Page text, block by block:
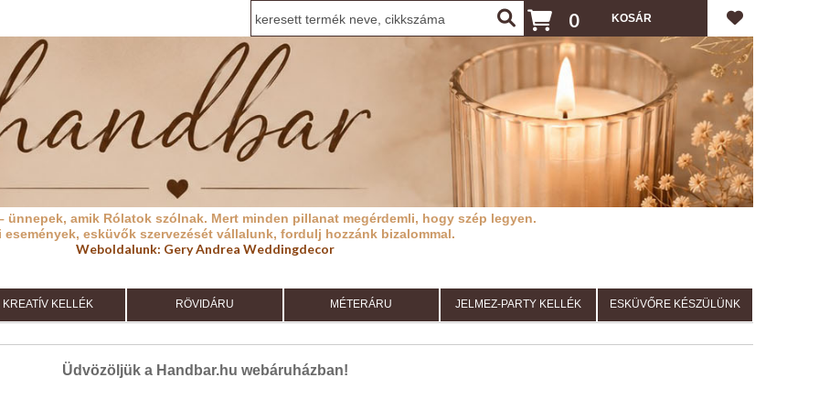
0
ünnepek, amik Rólatok szólnak. Mert minden pillanat megérdemli, hogy szép legyen.
események, esküvők szervezését vállalunk, fordulj hozzánk bizalommal.
Weboldalunk: Gery Andrea Weddingdecor
KREATÍV KELLÉK RÖVIDÁRU MÉTERÁRU JELMEZ-PARTY KELLÉK ESKÜVŐRE KÉSZÜLÜNK
Üdvözöljük a Handbar.hu webáruházban!